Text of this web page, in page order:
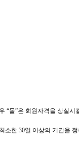
“몰”은 회원자격을 상실시
한 30일 이상의 기간을